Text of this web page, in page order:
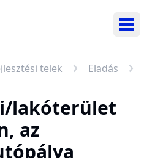
telek Eladás
lakóterület
az